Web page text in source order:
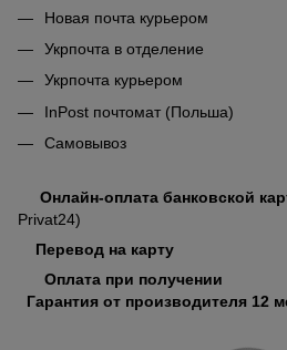
Новая почта курьером
Укрпочта в отделение
Укрпочта курьером
InPost почтомат (Польша)
Самовывоз
Онлайн-оплата банковской
Privat24)
Перевод на карту
Оплата при получении
Гарантия от производителя 12